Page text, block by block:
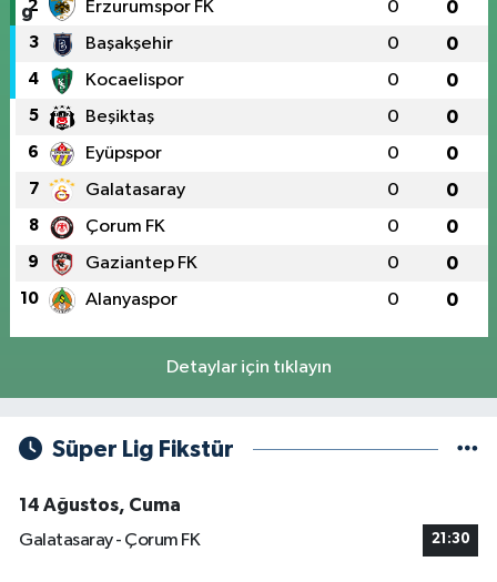
2 Erzurumspor FK 0 0
3 Başakşehir 0 0
4 Kocaelispor 0 0
5 Beşiktaş 0 0
6 Eyüpspor 0 0
7 Galatasaray 0 0
8 Çorum FK 0 0
9 Gaziantep FK 0 0
10 Alanyaspor 0 0
Detaylar için tıklayın
Süper Lig Fikstür
14 Ağustos, Cuma
Galatasaray - Çorum FK
21:30